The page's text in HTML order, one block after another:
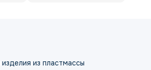
из пластмассы